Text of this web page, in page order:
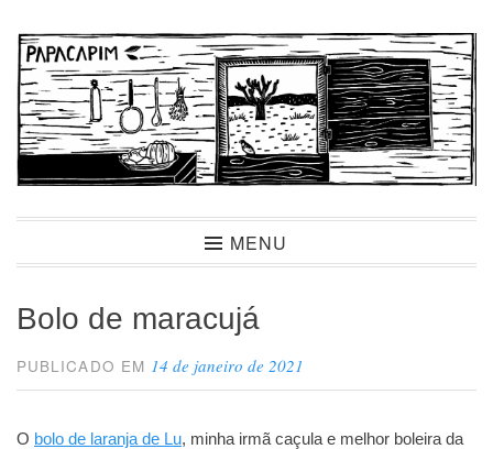
para
conteúdo
PapacapimMENU
Bolo de maracujá
PUBLICADO EM 14 de janeiro de 2021
O bolo de laranja de Lu, minha irmã caçula e melhor boleira da